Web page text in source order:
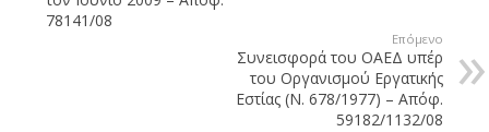
78141/08
Επόμενο
Συνεισφορά του ΟΑΕΔ υπέρ
του Οργανισμού Εργατικής
Εστίας (Ν. 678/1977) – Απόφ.
59182/1132/08